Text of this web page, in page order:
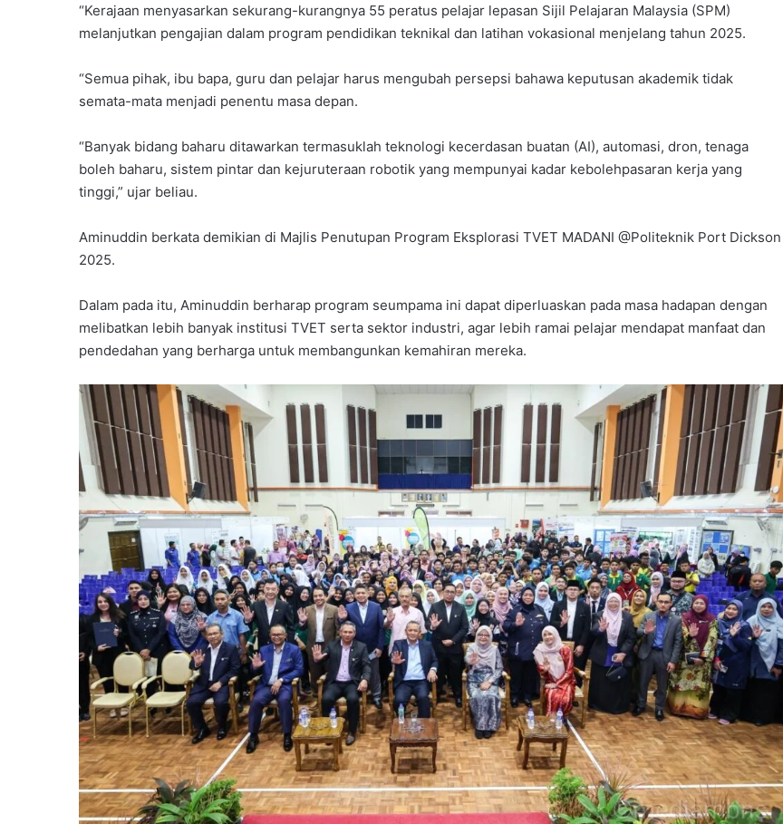
“Kerajaan menyasarkan sekurang-kurangnya 55 peratus pelajar lepasan Sijil Pelajaran Malaysia (SPM)
melanjutkan pengajian dalam program pendidikan teknikal dan latihan vokasional menjelang tahun 2025.
“Semua pihak, ibu bapa, guru dan pelajar harus mengubah persepsi bahawa keputusan akademik tidak
semata-mata menjadi penentu masa depan.
“Banyak bidang baharu ditawarkan termasuklah teknologi kecerdasan buatan (AI), automasi, dron, tenaga
boleh baharu, sistem pintar dan kejuruteraan robotik yang mempunyai kadar kebolehpasaran kerja yang
tinggi,” ujar beliau.
Aminuddin berkata demikian di Majlis Penutupan Program Eksplorasi TVET MADANI @Politeknik Port Dickson
2025.
Dalam pada itu, Aminuddin berharap program seumpama ini dapat diperluaskan pada masa hadapan dengan
melibatkan lebih banyak institusi TVET serta sektor industri, agar lebih ramai pelajar mendapat manfaat dan
pendedahan yang berharga untuk membangunkan kemahiran mereka.